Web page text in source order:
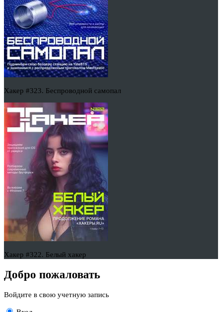
Хакер #323. Беспроводной самопал
Хакер #322. Белый хакер
Добро пожаловать
Войдите в свою учетную запись